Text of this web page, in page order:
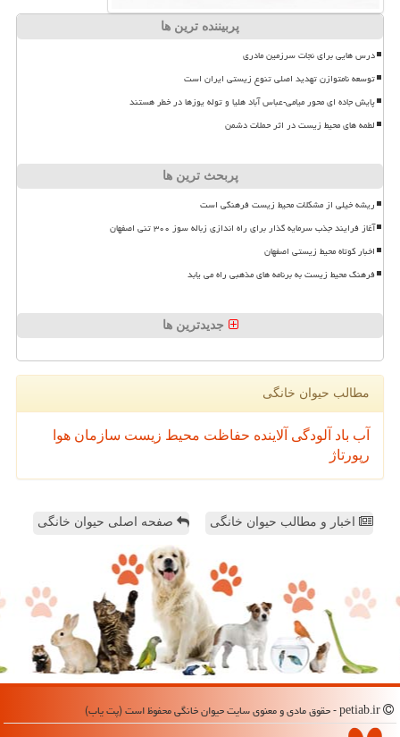
پربیننده ترین ها
درس هایی برای نجات سرزمین مادری
توسعه نامتوازن تهدید اصلی تنوع زیستی ایران است
پایش جاده ای محور میامی-عباس آباد هلیا و توله یوزها در خطر هستند
لطمه های محیط زیست در اثر حملات دشمن
پربحث ترین ها
ریشه خیلی از مشکلات محیط زیست فرهنگی است
آغاز فرایند جذب سرمایه گذار برای راه اندازی زباله سوز ۳۰۰ تنی اصفهان
اخبار کوتاه محیط زیستی اصفهان
فرهنگ محیط زیست به برنامه های مذهبی راه می یابد
جدیدترین ها
مطالب حیوان خانگی
آب باد آلودگی آلاینده حفاظت محیط زیست سازمان هوا
رپورتاژ
اخبار و مطالب حیوان خانگی صفحه اصلی حیوان خانگی